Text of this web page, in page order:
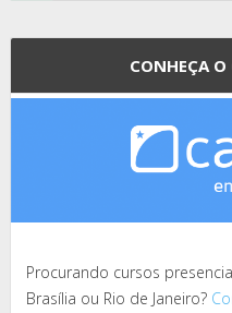
CONHEÇA O
Procurando cursos
Brasília ou Rio de Janeiro?